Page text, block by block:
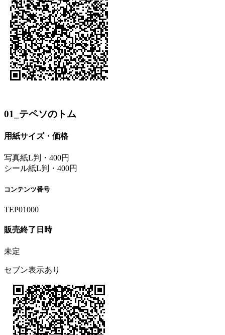
01_テペソのトム
用紙サイズ・価格
写真紙L判・400円
シール紙L判・400円
コンテンツ番号
TEP01000
販売終了日時
未定
セブン表示あり